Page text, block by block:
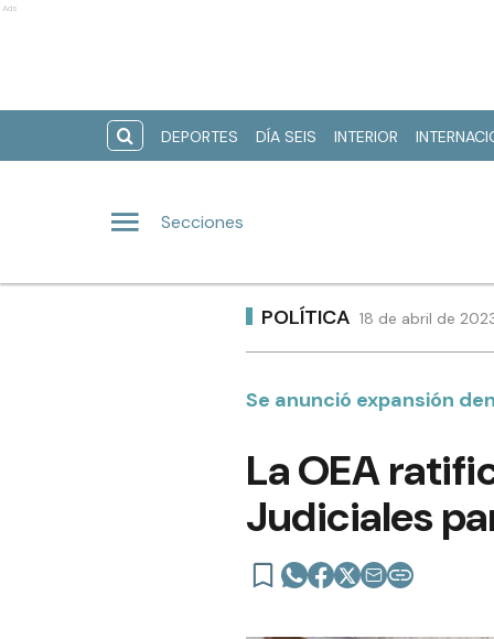
Ads
DEPORTES DÍA SEIS INTERIOR
Secciones
POLÍTICA 18 de abril de
Se anunció expansión
La OEA
Judiciales